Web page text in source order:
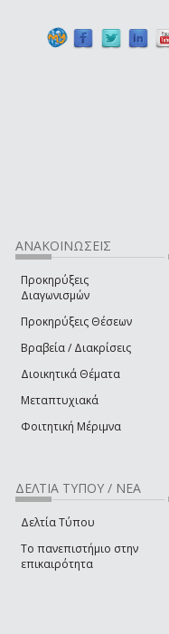
ΑΝΑΚΟΙΝΩΣΕΙΣ
Προκηρύξεις
Διαγωνισμών
Προκηρύξεις Θέσεων
Βραβεία / Διακρίσεις
Διοικητικά Θέματα
Μεταπτυχιακά
Φοιτητική Μέριμνα
ΔΕΛΤΙΑ ΤΥΠΟΥ / ΝΕΑ
Δελτία Τύπου
Το πανεπιστήμιο στην
επικαιρότητα